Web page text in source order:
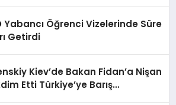
Yabancı Öğrenci Vizelerinde Süre
Getirdi
Kiev’de Bakan Fidan’a Nişan
Etti Türkiye’ye Barış